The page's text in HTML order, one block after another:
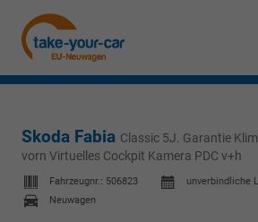
Skoda Fabia Classic 5J. Garantie
vorn Virtuelles Cockpit Kamera PDC v+h
Fahrzeugnr.: 506823 unverbindliche
Neuwagen